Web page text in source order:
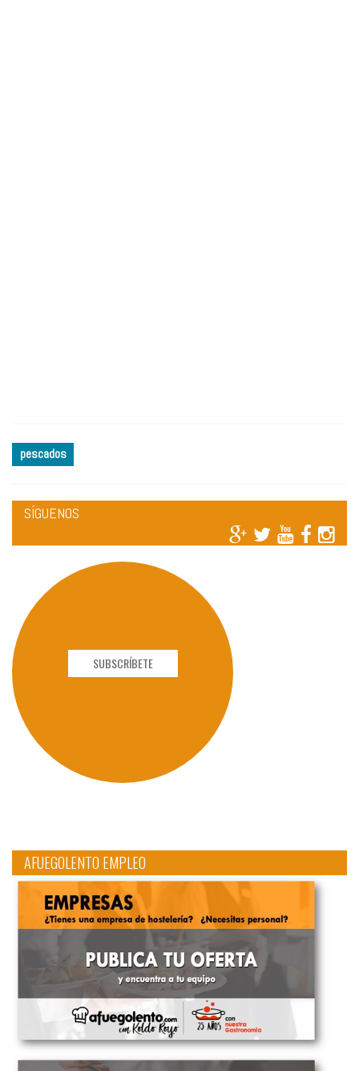
pescados
SÍGUENOS
SUBSCRÍBETE
AFUEGOLENTO EMPLEO